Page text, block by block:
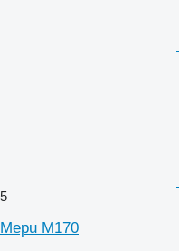
5
Mepu M170